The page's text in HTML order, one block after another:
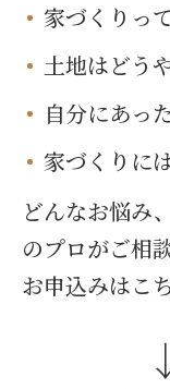
家づくりっ
土地はどう
自分にあっ
家づくりに
どんなお悩み
のプロがご相
お申込みはこ